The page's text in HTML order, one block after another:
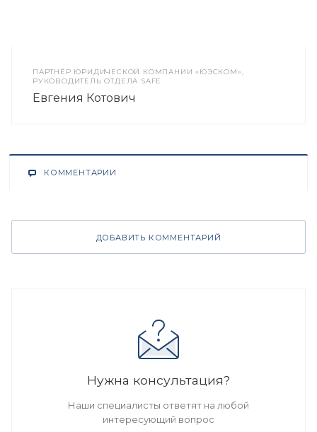
ПАРТНЁР ЮРИДИЧЕСКОЙ КОМПАНИИ «ЮЭСКОМ»,
РУКОВОДИТЕЛЬ ОТДЕЛА SAFE
Евгения Котович
КОММЕНТАРИИ
ДОБАВИТЬ КОММЕНТАРИЙ
Нужна консультация?
Наши специалисты ответят на любой
интересующий вопрос